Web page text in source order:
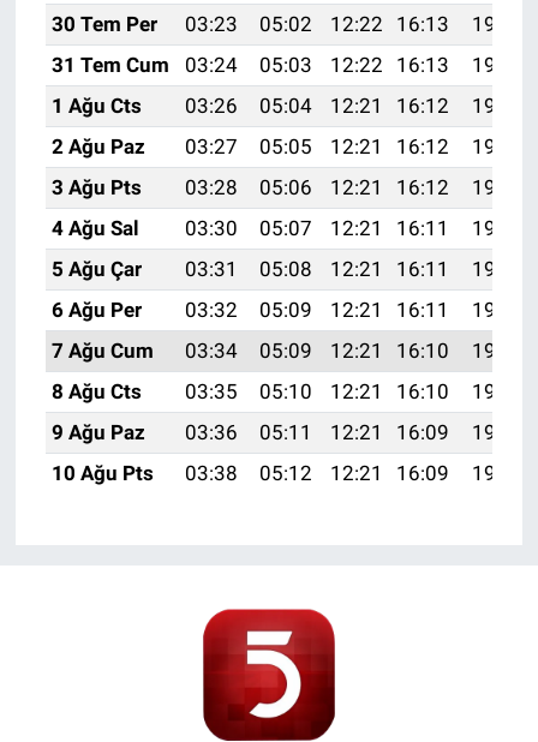
30 Tem Per
03:23 05:02 12:22 16:13
19:31
31 Tem Cum
03:24 05:03 12:22 16:13
19:30
1 Ağu Cts
03:26 05:04 12:21 16:12
19:29
2 Ağu Paz
03:27 05:05 12:21 16:12
19:28
3 Ağu Pts
03:28 05:06 12:21 16:12
19:27
4 Ağu Sal
03:30 05:07 12:21 16:11
19:26
5 Ağu Çar
03:31 05:08 12:21 16:11
19:25
6 Ağu Per
03:32 05:09 12:21 16:11
19:24
7 Ağu Cum
03:34 05:09 12:21 16:10
19:22
8 Ağu Cts
03:35 05:10 12:21 16:10
19:21
9 Ağu Paz
03:36 05:11 12:21 16:09
19:20
10 Ağu Pts
03:38 05:12 12:21 16:09 19:19